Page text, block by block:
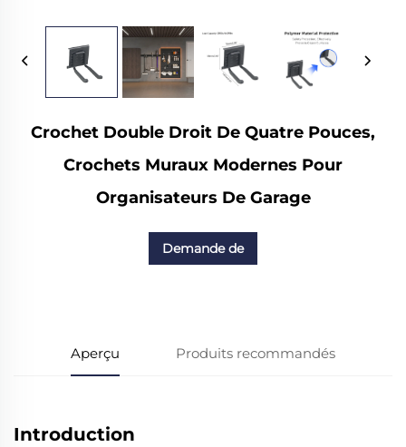
Crochet Double Droit De Quatre Pouces,
Crochets Muraux Modernes Pour
Organisateurs De Garage
Demande de
Aperçu Produits recommandés
Introduction